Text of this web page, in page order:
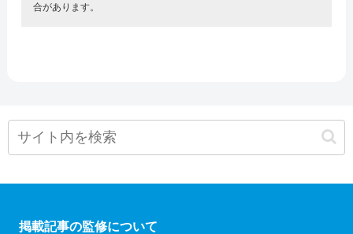
合があります。
掲載記事の監修について